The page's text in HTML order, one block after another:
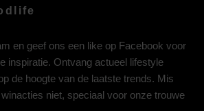
en geef ons een like op Facebook voor
inspiratie. Ontvang actueel lifestyle
de hoogte van de laatste trends. Mis
niet, speciaal voor onze trouwe